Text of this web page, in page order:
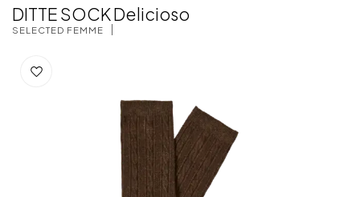
DITTE SOCK Delicioso
SELECTED FEMME